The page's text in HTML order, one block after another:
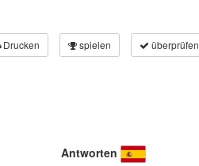
Drucken spielen überprüfen
Antworten